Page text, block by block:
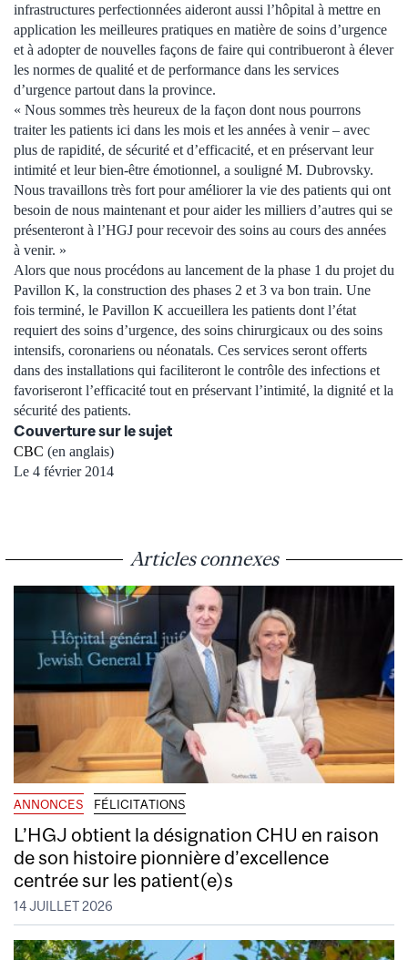
infrastructures perfectionnées aideront aussi l’hôpital à mettre en
application les meilleures pratiques en matière de soins d’urgence
et à adopter de nouvelles façons de faire qui contribueront à élever
les normes de qualité et de performance dans les services
d’urgence partout dans la province.
« Nous sommes très heureux de la façon dont nous pourrons
traiter les patients ici dans les mois et les années à venir – avec
plus de rapidité, de sécurité et d’efficacité, et en préservant leur
intimité et leur bien-être émotionnel, a souligné M. Dubrovsky.
Nous travaillons très fort pour améliorer la vie des patients qui ont
besoin de nous maintenant et pour aider les milliers d’autres qui se
présenteront à l’HGJ pour recevoir des soins au cours des années
à venir. »
Alors que nous procédons au lancement de la phase 1 du projet du
Pavillon K, la construction des phases 2 et 3 va bon train. Une
fois terminé, le Pavillon K accueillera les patients dont l’état
requiert des soins d’urgence, des soins chirurgicaux ou des soins
intensifs, coronariens ou néonatals. Ces services seront offerts
dans des installations qui faciliteront le contrôle des infections et
favoriseront l’efficacité tout en préservant l’intimité, la dignité et la
sécurité des patients.
Couverture sur le sujet
CBC (en anglais)
Le 4 février 2014
Articles connexes
ANNONCES FÉLICITATIONS
L’HGJ obtient la désignation CHU en raison
de son histoire pionnière d’excellence
centrée sur les patient(e)s
14 JUILLET 2026